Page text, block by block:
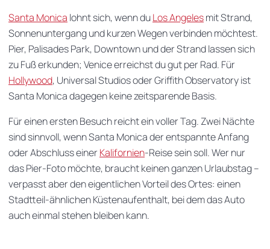
Santa Monica lohnt sich, wenn duLos Angelesmit Strand,
Sonnenuntergang und kurzen Wegen verbinden möchtest.
Pier, Palisades Park, Downtown und der Strand lassen sich
zu Fuß erkunden; Venice erreichst du gut per Rad. Für
Hollywood, Universal Studios oder Griffith Observatory ist
Santa Monica dagegen keine zeitsparende Basis.
Für einen ersten Besuch reicht ein voller Tag. Zwei Nächte
sind sinnvoll, wenn Santa Monica der entspannte Anfang
oder Abschluss einer Kalifornien-Reise sein soll. Wer nur
das Pier-Foto möchte, braucht keinen ganzen Urlaubstag –
verpasst aber den eigentlichen Vorteil des Ortes: einen
Stadtteil-ähnlichen Küstenaufenthalt, bei dem das Auto
auch einmal stehen bleiben kann.